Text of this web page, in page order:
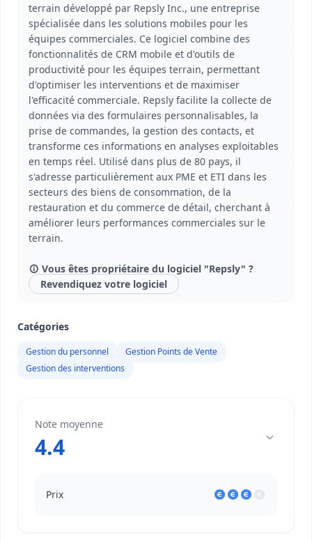
terrain développé par Repsly Inc., une entreprise
spécialisée dans les solutions mobiles pour les
équipes commerciales. Ce logiciel combine des
fonctionnalités de CRM mobile et d'outils de
productivité pour les équipes terrain, permettant
d'optimiser les interventions et de maximiser
l'efficacité commerciale. Repsly facilite la collecte de
données via des formulaires personnalisables, la
prise de commandes, la gestion des contacts, et
transforme ces informations en analyses exploitables
en temps réel. Utilisé dans plus de 80 pays, il
s'adresse particulièrement aux PME et ETI dans les
secteurs des biens de consommation, de la
restauration et du commerce de détail, cherchant à
améliorer leurs performances commerciales sur le
terrain.
Vous êtes propriétaire du logiciel "Repsly" ?
Revendiquez votre logiciel
Catégories
Gestion du personnel
Gestion Points de Vente
Gestion des interventions
Note moyenne
4.4
Prix